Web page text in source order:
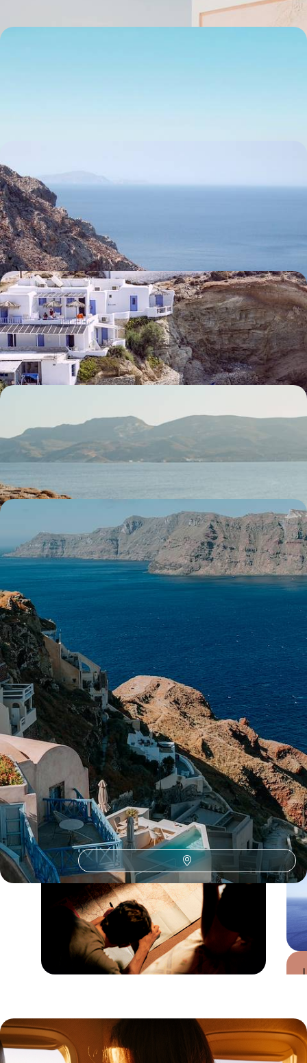
Des oliviers à la plage - Après Athènes, le charme
d’Amorgos et Naxos
Après un stop à Athènes, gagner deux îles à part : Amorgos la secrète
et Naxos la discrète
12 jours, de 5000 à 6100 $ CA
Sérifos, Folégandros et Milos - Des Cyclades à part
Trois îles qui ont su garder leur intégrité et offrant une Méditerranée
pure
11 jours, de 5600 à 6800 $ CA
Deux îles préservées où décliner l’art de vivre méditerranéen et
s’abandonner au romantisme insulaire
8 jours, de 7700 à 11200 $ CA
Grèce continentale, Crète, Cyclades - Périple en
terre hellénique
Un grand voyage de trois semaines à travers toute la Grèce pour en
apprécier tous les contrastes
24 jours, de 9200 à 11200 $ CA
Toutes nos suggestions de voyages Iles des Cyclades (7)
Le GuideIles des Cyclades
Conseils pratiques, témoignages et inspirations pour bien préparer son
voyage
Quand partir en Grèce
?